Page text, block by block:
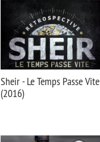
Sheir - Le Temps Passe Vite
(2016)